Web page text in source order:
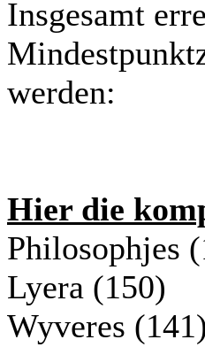
Insgesamt
werden:
Hier die
Philosophjes
Lyera (150)
Wyveres (141)